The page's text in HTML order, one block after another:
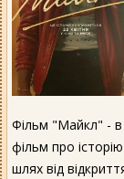
Фільм "Майкл" - в
фільм про
шлях від